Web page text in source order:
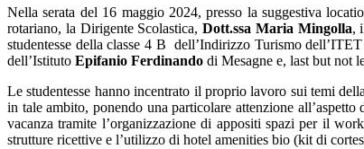
Nella serata del 16 maggio 2024, presso la suggestiva
rotariano, la Dirigente Scolastica, Dott.ssa Maria Mingolla,
studentesse della classe 4 B dell’Indirizzo Turismo
dell’Istituto Epifanio Ferdinando di Mesagne e, last but not
Le studentesse hanno incentrato il proprio lavoro sui temi
in tale ambito, ponendo una particolare attenzione
vacanza tramite l’organizzazione di appositi spazi per il
strutture ricettive e l’utilizzo di hotel amenities bio (kit di